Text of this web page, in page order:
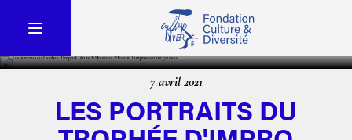
7 avril 2021
LES PORTRAITS DU